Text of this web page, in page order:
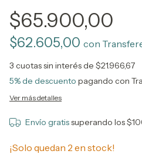
$65.900,00
$62.605,00 con
3 cuotas sin interés de $21.966,67
5% de descuento pagando con
Ver más detalles
Envío gratissuperando los
¡Solo quedan 2 en stock!